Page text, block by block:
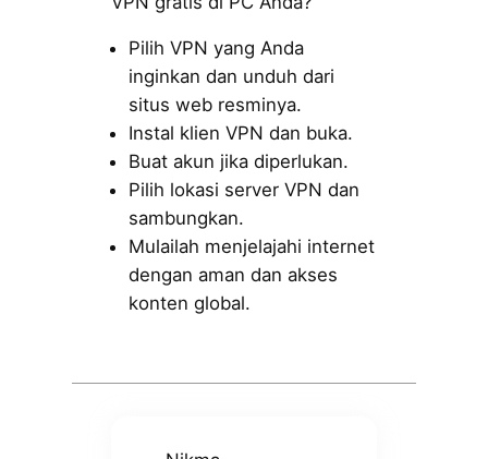
Pilih VPN yang Anda
inginkan dan unduh dari
situs web resminya.
Instal klien VPN dan buka.
Buat akun jika diperlukan.
Pilih lokasi server VPN dan
sambungkan.
Mulailah menjelajahi internet
dengan aman dan akses
konten global.